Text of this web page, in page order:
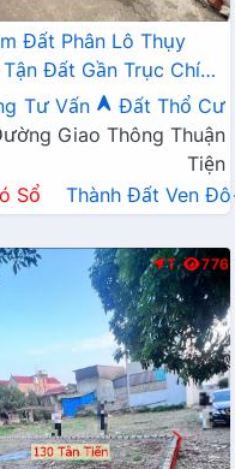
Đất Phân Lô Thụy
Đất Gần Trục Chính
Tư Vấn
Đất Thổ Cư
Giao Thông Thuận
Tiện
Sổ Thành Đất Ven
T 776